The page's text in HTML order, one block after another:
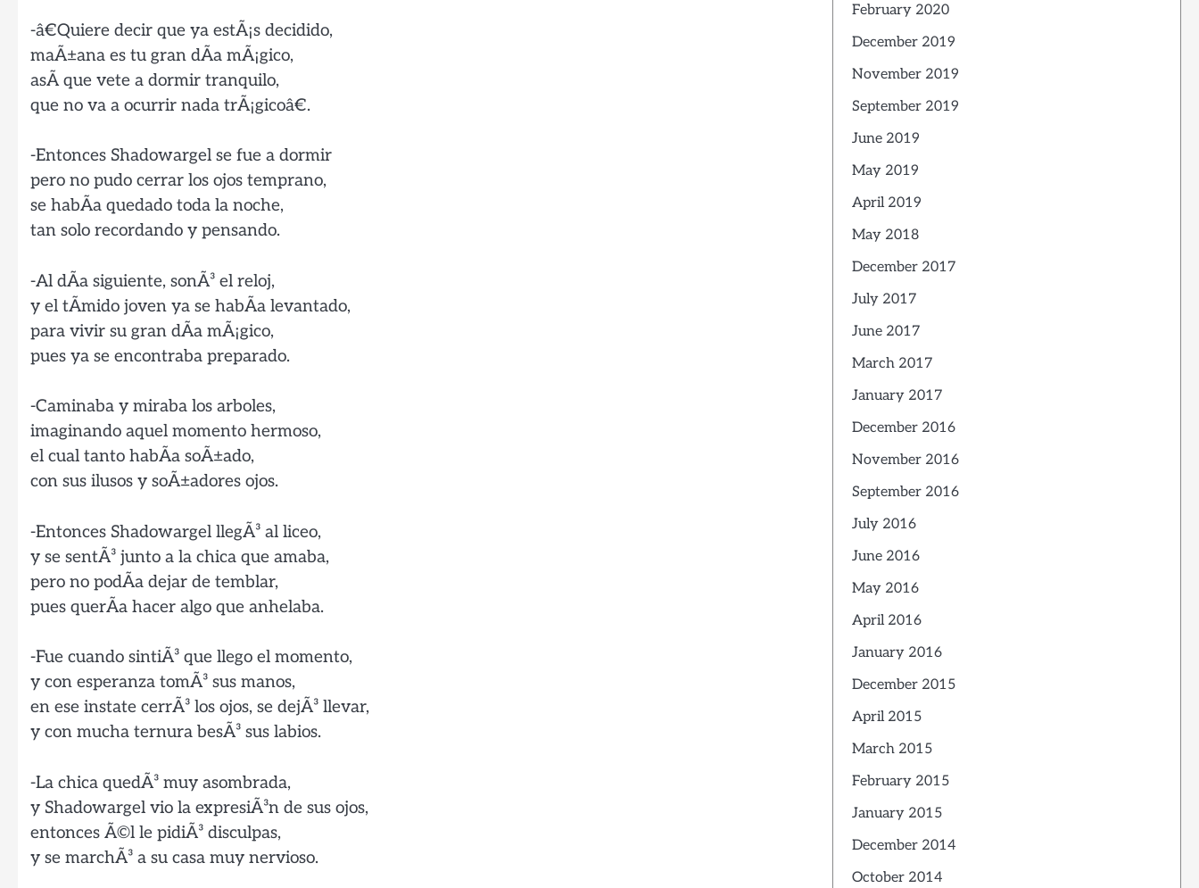
-â€Quiere decir que ya estÃ¡s decidido,
maÃ±ana es tu gran dÃ­a mÃ¡gico,
asÃ­ que vete a dormir tranquilo,
que no va a ocurrir nada trÃ¡gicoâ€.
-Entonces Shadowargel se fue a dormir
pero no pudo cerrar los ojos temprano,
se habÃ­a quedado toda la noche,
tan solo recordando y pensando.
-Al dÃ­a siguiente, sonÃ³ el reloj,
y el tÃ­mido joven ya se habÃ­a levantado,
para vivir su gran dÃ­a mÃ¡gico,
pues ya se encontraba preparado.
-Caminaba y miraba los arboles,
imaginando aquel momento hermoso,
el cual tanto habÃ­a soÃ±ado,
con sus ilusos y soÃ±adores ojos.
-Entonces Shadowargel llegÃ³ al liceo,
y se sentÃ³ junto a la chica que amaba,
pero no podÃ­a dejar de temblar,
pues querÃ­a hacer algo que anhelaba.
-Fue cuando sintiÃ³ que llego el momento,
y con esperanza tomÃ³ sus manos,
en ese instate cerrÃ³ los ojos, se dejÃ³ llevar,
y con mucha ternura besÃ³ sus labios.
-La chica quedÃ³ muy asombrada,
y Shadowargel vio la expresiÃ³n de sus ojos,
entonces Ã©l le pidiÃ³ disculpas,
y se marchÃ³ a su casa muy nervioso.
February 2020
December 2019
November 2019
September 2019
June 2019
May 2019
April 2019
May 2018
December 2017
July 2017
June 2017
March 2017
January 2017
December 2016
November 2016
September 2016
July 2016
June 2016
May 2016
April 2016
January 2016
December 2015
April 2015
March 2015
February 2015
January 2015
December 2014
October 2014